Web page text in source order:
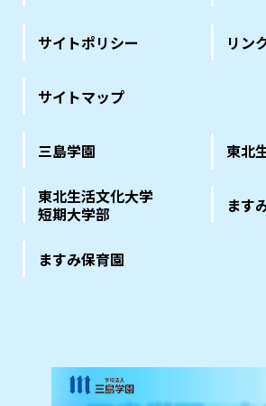
サイトポリシー リン
サイトマップ
三島学園 東北
東北生活文化大学
短期大学部
ます
ますみ保育園